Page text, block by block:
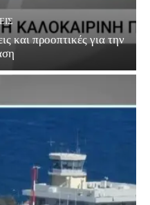
και προοπτικές για την